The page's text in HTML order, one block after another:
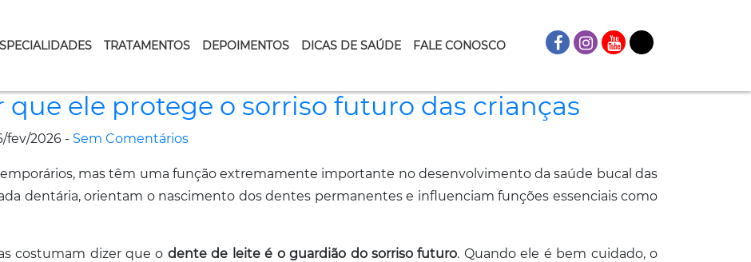
TRATAMENTOS DEPOIMENTOS DICAS DE SAÚDE FALE CONOSCO
que ele protege o sorriso futuro das crianças
fev/2026 - Sem Comentários
mas têm uma função extremamente importante no desenvolvimento da saúde bucal das
dentária, orientam o nascimento dos dentes permanentes e influenciam funções essenciais como
costumam dizer que o dente de leite é o guardião do sorriso futuro. Quando ele é bem cuidado, o